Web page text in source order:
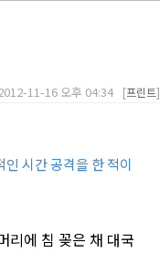
11-16 오후 04:34 [프린트]
시간 공격을 한 적이
리에 침 꽂은 채 대국